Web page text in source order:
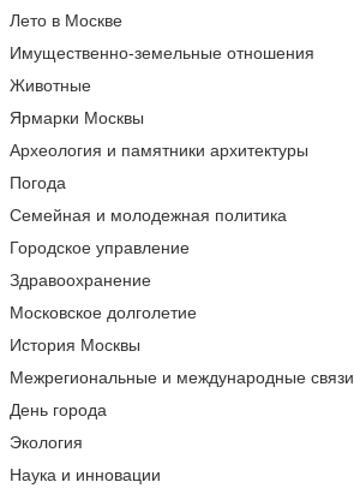
Лето в Москве
Имущественно-земельные отношения
Животные
Ярмарки Москвы
Археология и памятники архитектуры
Погода
Семейная и молодежная политика
Городское управление
Здравоохранение
Московское долголетие
История Москвы
Межрегиональные и международные связи
День города
Экология
Наука и инновации